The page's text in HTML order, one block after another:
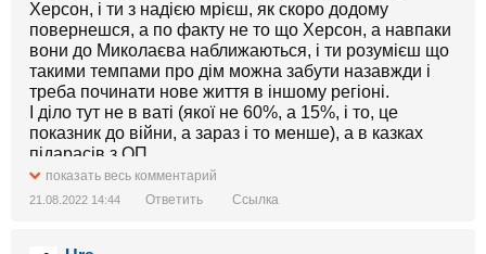
Херсон, і ти з надією мрієш, як скоро додому
повернешся, а по факту не то що Херсон, а навпаки
вони до Миколаєва наближаються, і ти розумієш що
такими темпами про дім можна забути назавжди і
треба починати нове життя в іншому регіоні.
І діло тут не в ваті (якої не 60%, а 15%, і то, це
показник до війни, а зараз і то менше), а в казках
підарасів з ОП
показать весь комментарий
21.08.2022 14:44 Ответить Ссылка